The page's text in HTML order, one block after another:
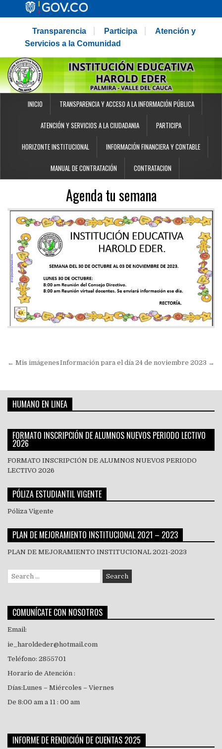
Transparencia Participa
Atención y
Servicios a la Comunidad
INICIO TRANSPARENCIA Y ACCESO A LA INFORMACIÓN PÚBLICA
ATENCIÓN Y SERVICIOS A LA CIUDADANIA PARTICIPA
HORIZONTE INSTITUCIONAL INFORMACIÓN FINANCIERA Y CONTABLE
MANUAL DE CONTRATACIÓN CONTRATACION
Agenda tu semana
Navegación
entradas
← Mis imágenesInformación para el día 24 de noviembre 2023 →
HUMANO EN LINEA
FORMATO INSCRIPCIÓN DE ALUMNOS NUEVOS PERIODO LECTIVO
2026
FORMATO INSCRIPCIÓN DE ALUMNOS NUEVOS PERIODO
LECTIVO 2026
PÓLIZA ESTUDIANTIL VIGENTE
Póliza Vigente
PLAN DE MEJORAMIENTO INSTITUCIONAL 2021 – 2023
PLAN DE MEJORAMIENTO INSTITUCIONAL 2021-2023
Search
for:
COMUNÍCATE CON NOSOTROS
Email:
ie_haroldeder@hotmail.com
Teléfono: 2855701
Horario de Atención :
Días:Lunes – Miércoles – Viernes
De 8:00 am a 11 : 00 am
INFORME DE RENDICIÓN DE CUENTAS 2025